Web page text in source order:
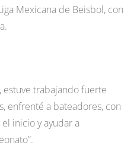
Mexicana de Beisbol, con
trabajando fuerte
enfrenté a bateadores, con
inicio y ayudar a